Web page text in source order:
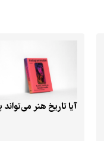
آیا تاریخ هنر